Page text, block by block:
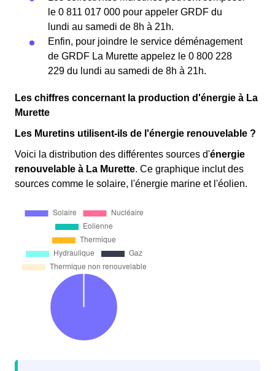
le 0 811 017 000 pour appeler GRDF du
lundi au samedi de 8h à 21h.
Enfin, pour joindre le service déménagement
de GRDF La Murette appelez le 0 800 228
229 du lundi au samedi de 8h à 21h.
Les chiffres concernant la production d'énergie à La
Murette
Les Muretins utilisent-ils de l'énergie renouvelable ?
Voici la distribution des différentes sources d'énergie
renouvelable à La Murette. Ce graphique inclut des
sources comme le solaire, l'énergie marine et l'éolien.